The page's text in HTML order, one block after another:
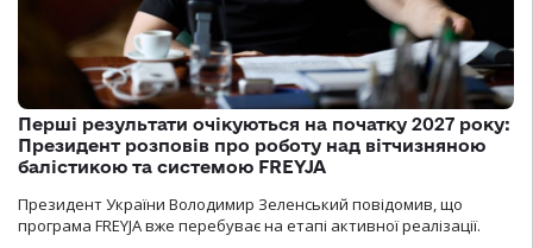
Перші результати очікуються на початку 2027 року:
Президент розповів про роботу над вітчизняною
балістикою та системою FREYJA
Президент України Володимир Зеленський повідомив, що
програма FREYJA вже перебуває на етапі активної реалізації.